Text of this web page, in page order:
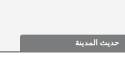
حديث المدينة